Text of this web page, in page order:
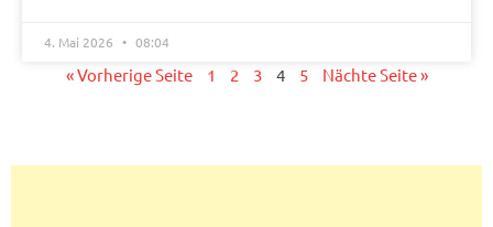
4. Mai 2026 08:04
« Vorherige Seite 1 2 3 4 5 Nächte Seite »